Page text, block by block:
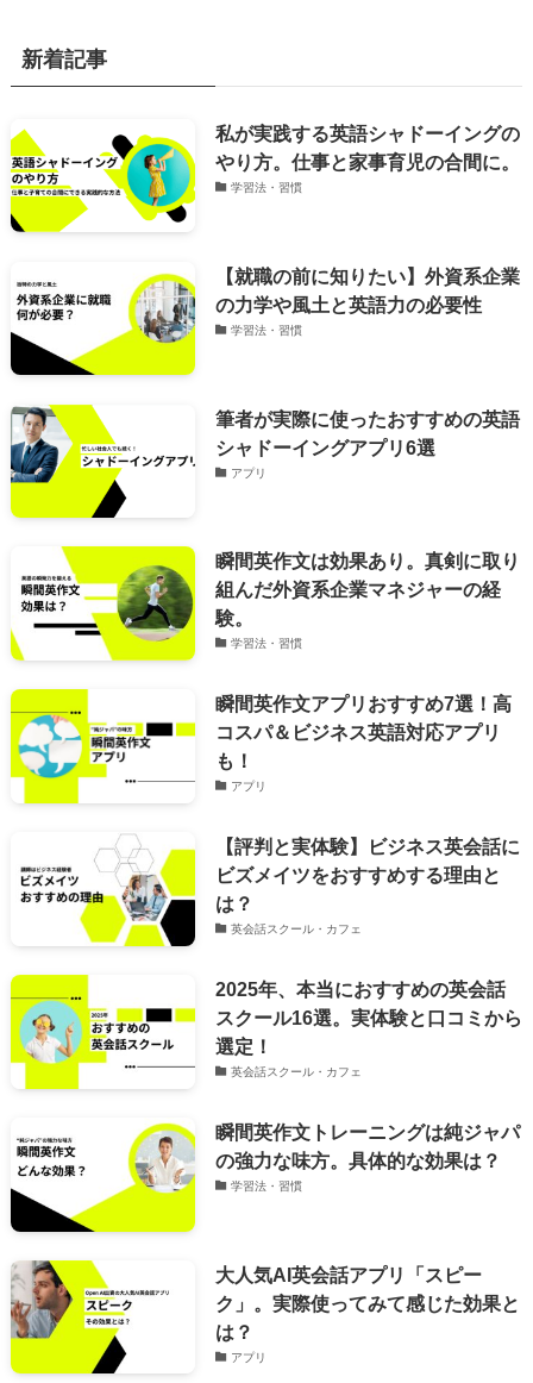
新着記事
私が実践する英語シャドーイングの
やり方。仕事と家事育児の合間に。
学習法・習慣
【就職の前に知りたい】外資系企業
の力学や風土と英語力の必要性
学習法・習慣
筆者が実際に使ったおすすめの英語
シャドーイングアプリ6選
アプリ
瞬間英作文は効果あり。真剣に取り
組んだ外資系企業マネジャーの経
験。
学習法・習慣
瞬間英作文アプリおすすめ7選！高
コスパ＆ビジネス英語対応アプリ
も！
アプリ
【評判と実体験】ビジネス英会話に
ビズメイツをおすすめする理由と
は？
英会話スクール・カフェ
2025年、本当におすすめの英会話
スクール16選。実体験と口コミから
選定！
英会話スクール・カフェ
瞬間英作文トレーニングは純ジャパ
の強力な味方。具体的な効果は？
学習法・習慣
大人気AI英会話アプリ「スピー
ク」。実際使ってみて感じた効果と
は？
アプリ